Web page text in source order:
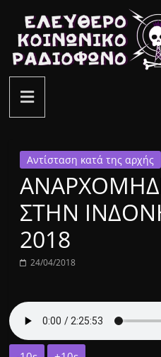
περιεχόμενο
ελεύθερο
κοινωνικό
1431AM
Αντίσταση κατά της αρχής
ΣΤΗΝ
2018
24/04/2018